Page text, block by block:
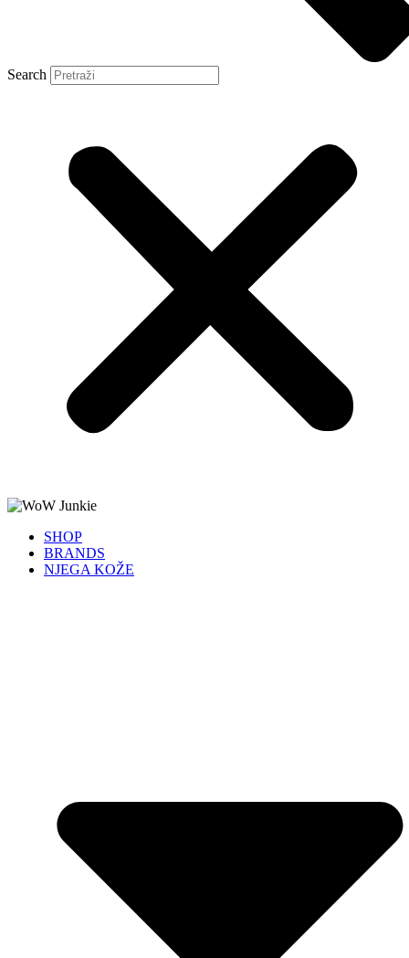
Search
SHOP
BRANDS
NJEGA KOŽE